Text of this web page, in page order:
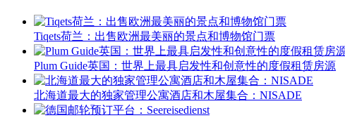
Tiqets荷兰：出售欧洲最美丽的景点和博物馆门票
Plum Guide英国：世界上最具启发性和创意性的度假租赁房源
北海道最大的独家管理公寓酒店和木屋集合：NISADE